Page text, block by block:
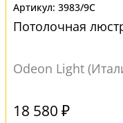
3983/9C
Потолочная
Odeon Light
18 580 ₽